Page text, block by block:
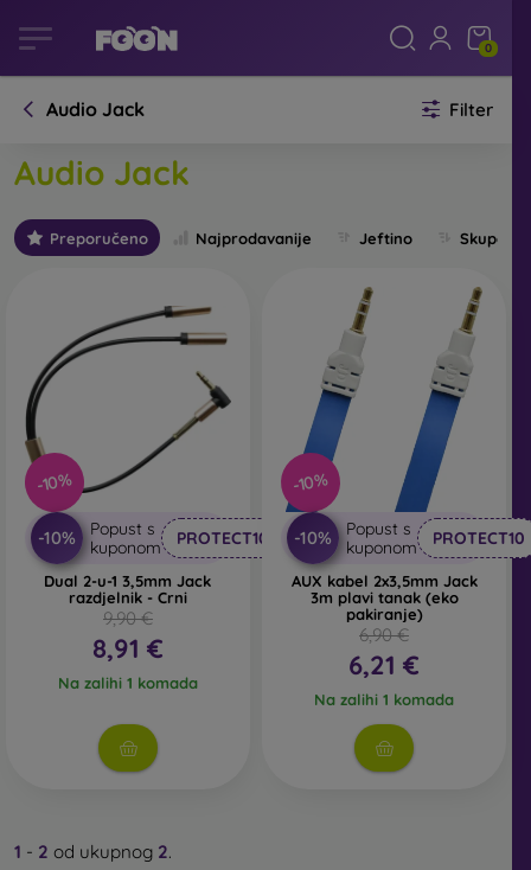
0
Audio Jack Filter
Audio Jack
Preporučeno Najprodavanije Jeftino Skupo
-10%
-10%
Popust s
kuponom
PROTECT10
Dual 2-u-1 3,5mm Jack
razdjelnik - Crni
9,90 €
8,91 €
Na zalihi 1 komada
-10%
-10%
Popust s
kuponom
PROTECT10
AUX kabel 2x3,5mm Jack
3m plavi tanak (eko
pakiranje)
6,90 €
6,21 €
Na zalihi 1 komada
1 - 2 od ukupnog 2.